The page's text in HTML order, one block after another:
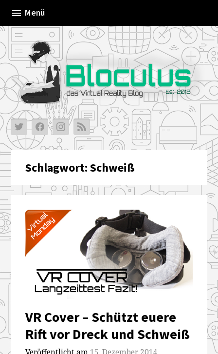
content
Menü
Schlagwort:Schweiß
VR Cover – Schützt euere
Rift vor Dreck und Schweiß